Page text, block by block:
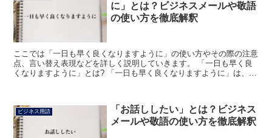
に」とは？ビジネスメールや敬語
の使い方を徹底解釈
ここでは「一日も早く良くなりますように」の使い方やその際の注意
点、言い替え表現などを詳しく説明していきます。 「一日も早く良
くなりますように」とは? 「一日も早く良くなりますように」は、こ
ビジネス用語
「お話ししたい」とは？ビジネス
メールや敬語の使い方を徹底解釈